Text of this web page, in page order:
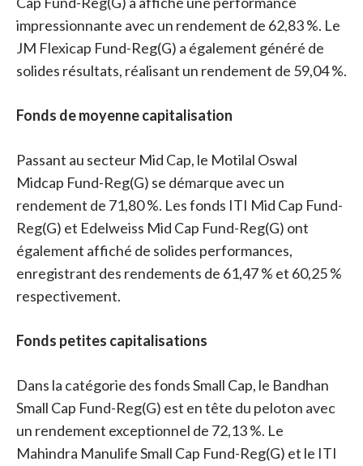
impressionnante avec un rendement de 62,83 %. Le
JM Flexicap Fund-Reg(G) a également généré de
solides résultats, réalisant un rendement de 59,04 %.
Fonds de moyenne capitalisation
Passant au secteur Mid Cap, le Motilal Oswal
Midcap Fund-Reg(G) se démarque avec un
rendement de 71,80 %. Les fonds ITI Mid Cap Fund-
Reg(G) et Edelweiss Mid Cap Fund-Reg(G) ont
également affiché de solides performances,
enregistrant des rendements de 61,47 % et 60,25 %
respectivement.
Fonds petites capitalisations
Dans la catégorie des fonds Small Cap, le Bandhan
Small Cap Fund-Reg(G) est en tête du peloton avec
un rendement exceptionnel de 72,13 %. Le
Mahindra Manulife Small Cap Fund-Reg(G) et le ITI